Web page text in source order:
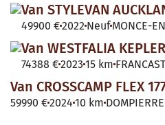
Van STYLEVAN
49900 €2022 Neuf MONCE-
Van WESTFALIA
74388 €2023 15 km
Van CROSSCAMP FLEX
59990 €2024 10 km